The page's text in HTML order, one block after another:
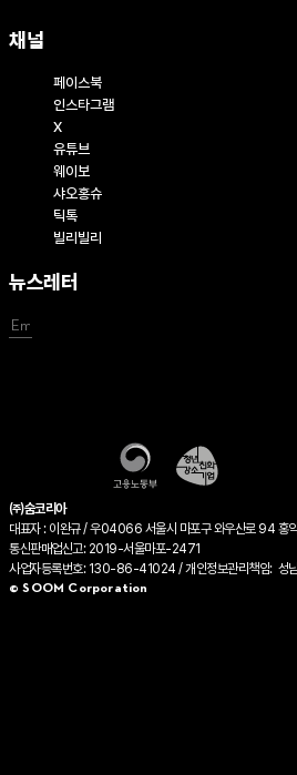
채널
페이스북
인스타그램
X
유튜브
웨이보
샤오홍슈
틱톡
빌리빌리
뉴스레터
㈜숨코리아
대표자 : 이완규 / 우04066 서울시 마포구 와우산로 94
통신판매업신고: 2019-서울마포-2471
사업자등록번호: 130-86-41024 / 개인정보관리책임:
© SOOM Corporation